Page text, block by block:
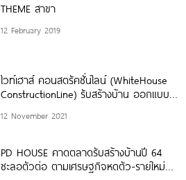
THEME สาขา
12 February 2019
ไวท์เฮาส์ คอนสตรัคชั่นไลน์ (WhiteHouse
ConstructionLine) รับสร้างบ้าน ออกแบบ
12 November 2021
PD HOUSE คาดตลาดรับสร้างบ้านปี 64
ชะลอตัวต่อ ตามเศรษฐกิจหดตัว-รายใหม่ตัด